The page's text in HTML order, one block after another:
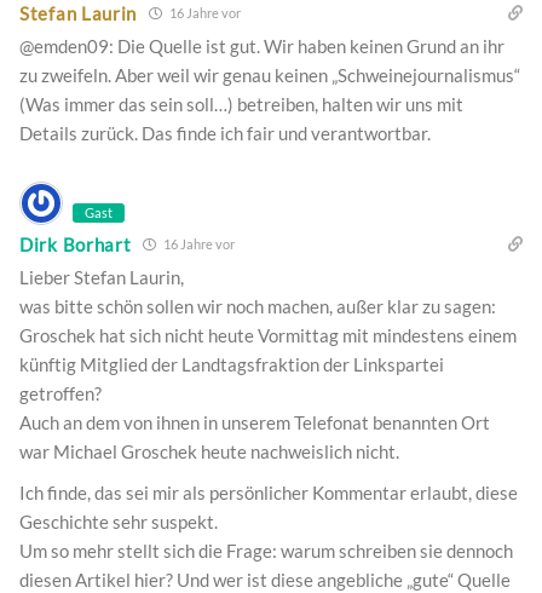
Stefan Laurin 16 Jahre vor
@emden09: Die Quelle ist gut. Wir haben keinen Grund an ihr
zu zweifeln. Aber weil wir genau keinen „Schweinejournalismus“
(Was immer das sein soll…) betreiben, halten wir uns mit
Details zurück. Das finde ich fair und verantwortbar.
Gast
Dirk Borhart 16 Jahre vor
Lieber Stefan Laurin,
was bitte schön sollen wir noch machen, außer klar zu sagen:
Groschek hat sich nicht heute Vormittag mit mindestens einem
künftig Mitglied der Landtagsfraktion der Linkspartei
getroffen?
Auch an dem von ihnen in unserem Telefonat benannten Ort
war Michael Groschek heute nachweislich nicht.
Ich finde, das sei mir als persönlicher Kommentar erlaubt, diese
Geschichte sehr suspekt.
Um so mehr stellt sich die Frage: warum schreiben sie dennoch
diesen Artikel hier? Und wer ist diese angebliche „gute“ Quelle